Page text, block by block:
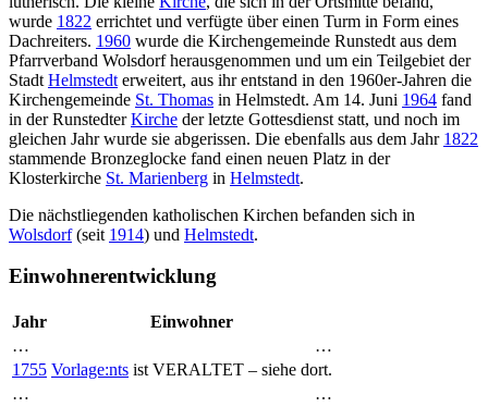
wurde 1822 errichtet und verfügte über einen Turm in Form eines
Dachreiters. 1960 wurde die Kirchengemeinde Runstedt aus dem
Pfarrverband Wolsdorf herausgenommen und um ein Teilgebiet der
Stadt Helmstedt erweitert, aus ihr entstand in den 1960er-Jahren die
Kirchengemeinde St. Thomas in Helmstedt. Am 14. Juni 1964 fand
in der RunstedterKirche der letzte Gottesdienst statt, und noch im
gleichen Jahr wurde sie abgerissen. Die ebenfalls aus dem Jahr 1822
stammende Bronzeglocke fand einen neuen Platz in der
Klosterkirche St. Marienberg in Helmstedt.
Die nächstliegenden katholischen Kirchen befanden sich in
Wolsdorf(seit 1914) und Helmstedt.
Einwohnerentwicklung
Jahr
Einwohner
…
…
1755 Vorlage:nts ist VERALTET – siehe dort.
…
…